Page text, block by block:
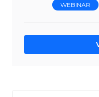
WEBINAR